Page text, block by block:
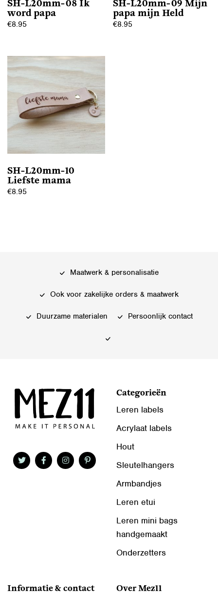
de
productpagina
de
productpagina
SH-L20mm-08 Ik
word papa
€8.95
heeft
meerdere
variaties.
Deze
optie
kan
gekozen
worden
de
productpagina
SH-L20mm-09 Mijn
papa mijn Held
€8.95
SH-L20mm-10
Liefste mama
€8.95
worden
Maatwerk & personalisatie
Ook voor zakelijke orders & maatwerk
Duurzame materialen Persoonlijk contact
Categorieën
Leren labels
Acrylaat labels
Hout
Sleutelhangers
Armbandjes
Leren etui
Leren mini bags
handgemaakt
Onderzetters
Informatie & contact Over Mez11